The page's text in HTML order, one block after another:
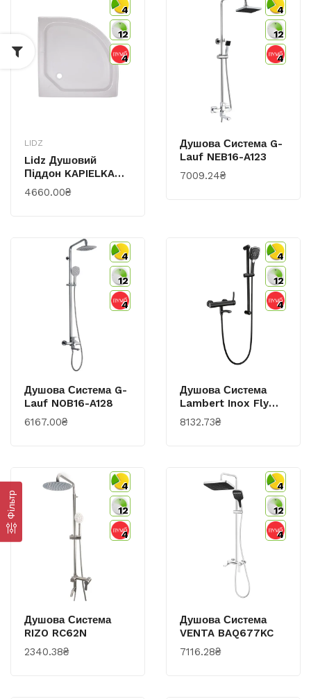
Фільтр
4
12
4
LIDZ
Lidz Душовий
Піддон KAPIELKA
ST80x80x14
Низький,
4660.00₴
4
12
4
Душова Система G-
Lauf NEB16-A123
7009.24₴
4
12
4
Душова Система G-
Lauf NOB16-A128
6167.00₴
4
12
4
Душова Система
Lambert Inox Fly
LR7004B
8132.73₴
4
12
4
Душова Система
RIZO RC62N
2340.38₴
4
12
4
Душова Система
VENTA BAQ677KC
7116.28₴